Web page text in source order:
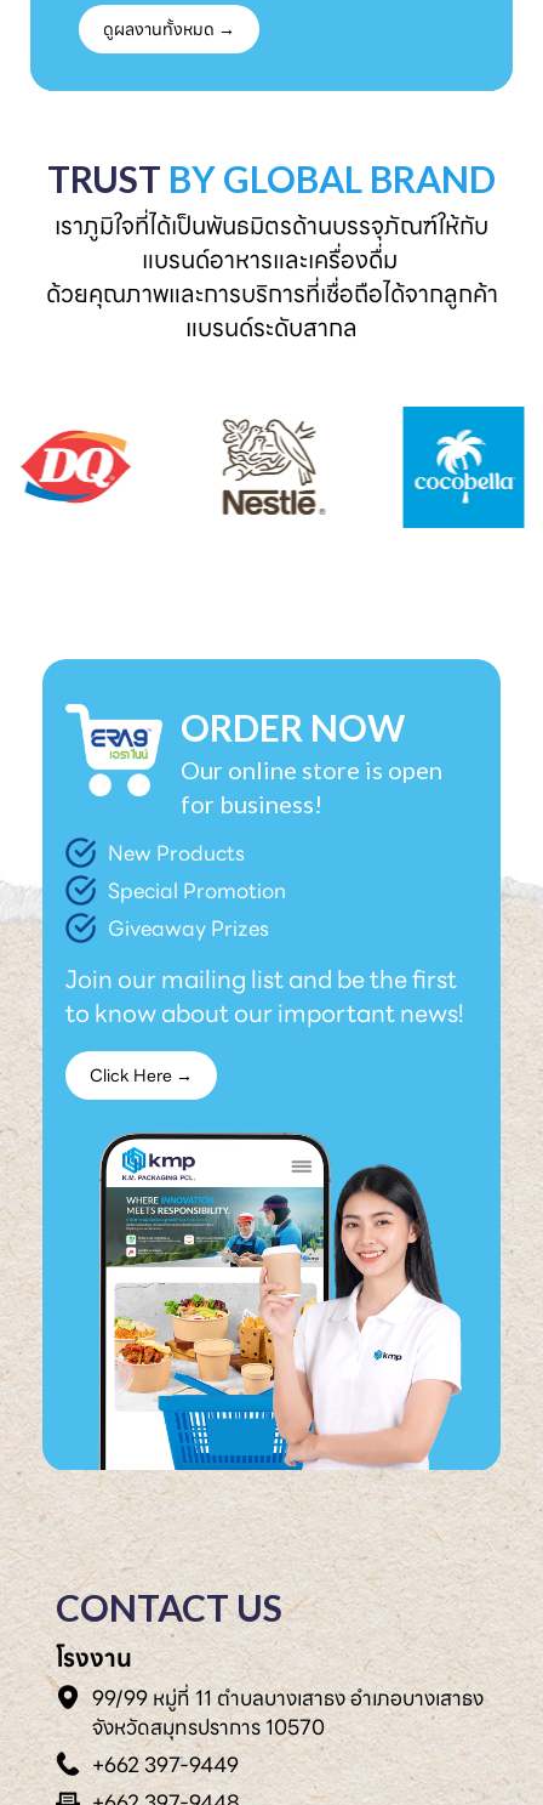
ดูผลงานทั้งหมด →
TRUST BY GLOBAL BRAND
เราภูมิใจที่ได้เป็นพันธมิตรด้านบรรจุภัณฑ์ให้กับ
แบรนด์อาหารและเครื่องดื่ม
ด้วยคุณภาพและการบริการที่เชื่อถือได้จากลูกค้า
แบรนด์ระดับสากล
ORDER NOW
Our online store is open
for business!
New Products
Special Promotion
Giveaway Prizes
Join our mailing list and be the first
to know about our important news!
Click Here →
CONTACT US
โรงงาน
99/99 หมู่ที่ 11 ตำบลบางเสาธง อำเภอบางเสาธง
จังหวัดสมุทรปราการ 10570
+662 397-9449